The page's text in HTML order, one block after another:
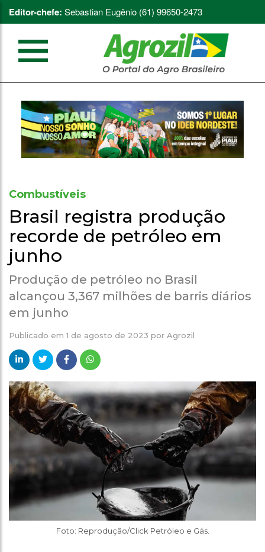
Editor-chefe: Sebastian Eugênio (61) 99650-2473
Combustíveis
Brasil registra produção
recorde de petróleo em
junho
Produção de petróleo no Brasil
alcançou 3,367 milhões de barris diários
em junho
Publicado em1 de agosto de 2023 por Agrozil
Foto: Reprodução/Click Petróleo e Gás.